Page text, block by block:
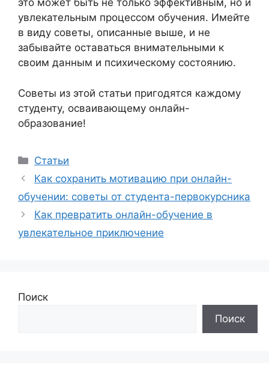
это может быть не только эффективным, но и
увлекательным процессом обучения. Имейте
в виду советы, описанные выше, и не
забывайте оставаться внимательными к
своим данным и психическому состоянию.
Советы из этой статьи пригодятся каждому
студенту, осваивающему онлайн-
образование!
Рубрики
Статьи
Как сохранить мотивацию при онлайн-
обучении: советы от студента-первокурсника
Как превратить онлайн-обучение в
увлекательное приключение
Поиск
Поиск